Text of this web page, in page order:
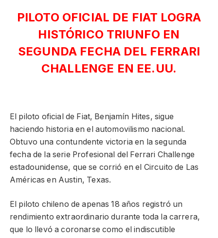
PILOTO OFICIAL DE FIAT LOGRA
HISTÓRICO TRIUNFO EN
SEGUNDA FECHA DEL FERRARI
CHALLENGE EN EE.UU.
El piloto oficial de Fiat, Benjamín Hites, sigue
haciendo historia en el automovilismo nacional.
Obtuvo una contundente victoria en la segunda
fecha de la serie Profesional del Ferrari Challenge
estadounidense, que se corrió en el Circuito de Las
Américas en Austin, Texas.
El piloto chileno de apenas 18 años registró un
rendimiento extraordinario durante toda la carrera,
que lo llevó a coronarse como el indiscutible